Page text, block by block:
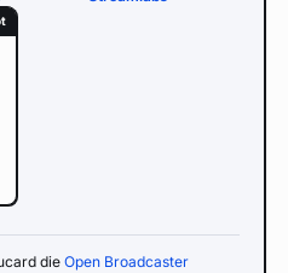
die Open Broadcaster